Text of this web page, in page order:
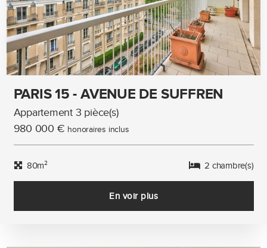
PARIS 15 - AVENUE DE SUFFREN
Appartement 3 pièce(s)
980 000 € honoraires inclus
80m² 2 chambre(s)
En voir plus